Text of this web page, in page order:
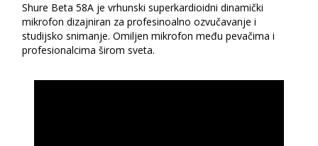
Shure Beta 58A je vrhunski superkardioidni dinamički
mikrofon dizajniran za profesinoalno ozvučavanje i
studijsko snimanje. Omiljen mikrofon među pevačima i
profesionalcima širom sveta.